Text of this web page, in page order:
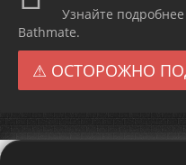
Узнайте
Bathmate.
⚠ ОСТОРОЖНО